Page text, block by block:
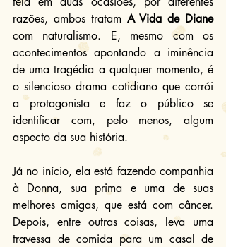
razões, ambos tratam A Vida de Diane
com naturalismo. E, mesmo com os
acontecimentos apontando a iminência
de uma tragédia a qualquer momento, é
o silencioso drama cotidiano que corrói
a protagonista e faz o público se
identificar com, pelo menos, algum
aspecto da sua história.
Já no início, ela está fazendo companhia
à Donna, sua prima e uma de suas
melhores amigas, que está com câncer.
Depois, entre outras coisas, leva uma
travessa de comida para um casal de